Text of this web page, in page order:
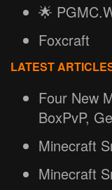
🌟
Foxcraft
LATEST
Four New
BoxPvP,
Minecraft
Minecraft